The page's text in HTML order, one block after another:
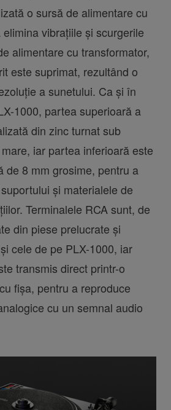
o sursă de alimentare cu
vibrațiile și scurgerile
alimentare cu transformator,
este suprimat, rezultând o
a sunetului. Ca și în
1000, partea superioară a
din zinc turnat sub
iar partea inferioară este
de 8 mm grosime, pentru a
și materialele de
Terminalele RCA sunt, de
din piese prelucrate și
cele de pe PLX-1000, iar
transmis direct printr-o
fișa, pentru a reproduce
cu un semnal audio